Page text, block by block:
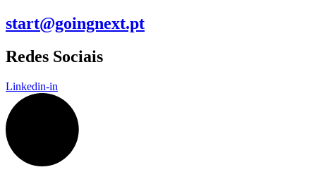
start@goingnext.pt
Redes Sociais
Linkedin-in